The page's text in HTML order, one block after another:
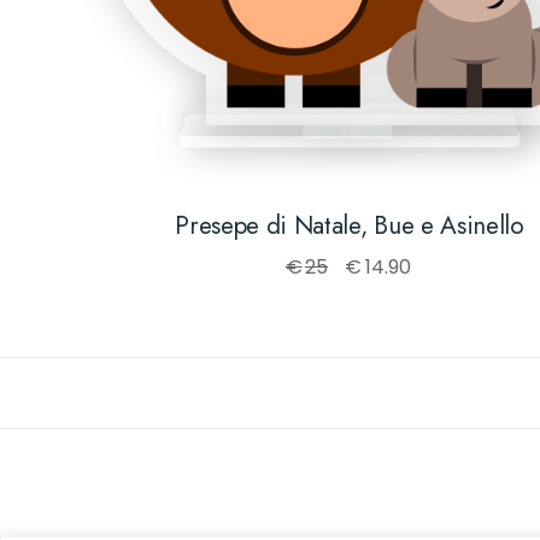
Presepe di Natale, Bue e Asinello
€25 €14.90